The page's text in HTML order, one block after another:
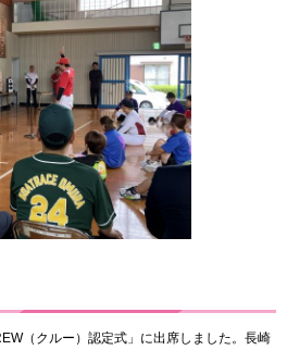
（クルー）認定式」に出席しました。長崎